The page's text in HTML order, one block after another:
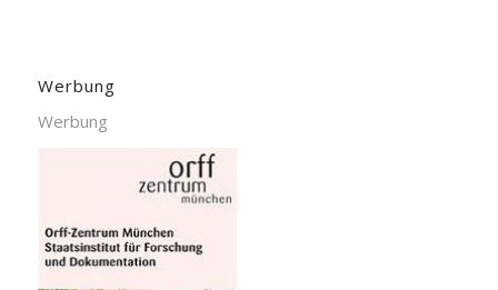
Werbung
Werbung